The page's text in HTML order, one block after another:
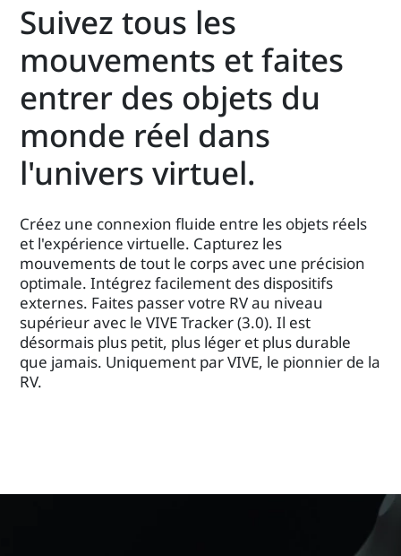
Suivez tous les
mouvements et faites
entrer des objets du
monde réel dans
l'univers virtuel.
Créez une connexion fluide entre les objets réels
et l'expérience virtuelle. Capturez les
mouvements de tout le corps avec une précision
optimale. Intégrez facilement des dispositifs
externes. Faites passer votre RV au niveau
supérieur avec le VIVE Tracker (3.0). Il est
désormais plus petit, plus léger et plus durable
que jamais. Uniquement par VIVE, le pionnier de la
RV.